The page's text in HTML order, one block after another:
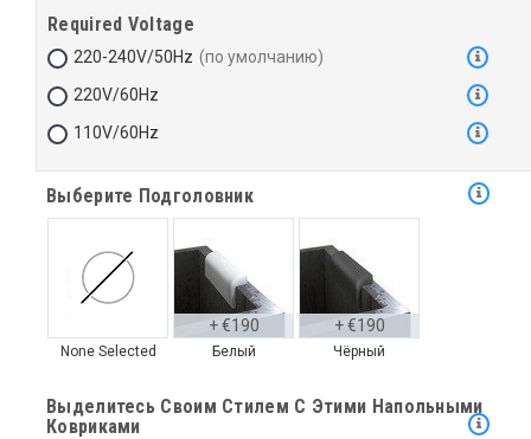
Required Voltage
220-240V/50Hz
220V/60Hz
110V/60Hz
Выберите Подголовник
None Selected Белый
+ €190
Чёрный
+ €190
Выделитесь Своим Стилем С Этими Напольными
Ковриками